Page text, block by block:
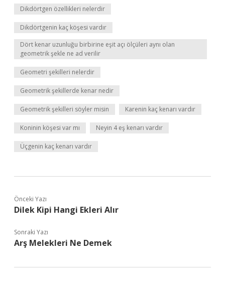
Dikdörtgen özellikleri nelerdir
Dikdörtgenin kaç köşesi vardır
Dört kenar uzunluğu birbirine eşit açı ölçüleri aynı olan
geometrik şekle ne ad verilir
Geometri şekilleri nelerdir
Geometrik şekillerde kenar nedir
Geometrik şekilleri söyler misin Karenin kaç kenarı vardır
Koninin köşesi var mı Neyin 4 eş kenarı vardır
Üçgenin kaç kenarı vardır
Önceki Yazı
Dilek Kipi Hangi Ekleri Alır
Sonraki Yazı
Arş Melekleri Ne Demek